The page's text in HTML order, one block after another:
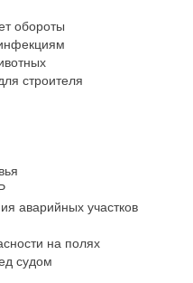
обороты
строителя
аварийных участков
на полях
судом